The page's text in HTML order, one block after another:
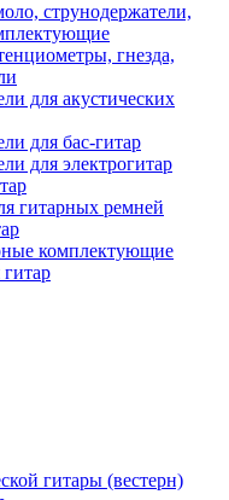
струнодержатели,
гнезда,
для акустических
для бас-гитар
для электрогитар
гитарных ремней
комплектующие
гитары (вестерн)